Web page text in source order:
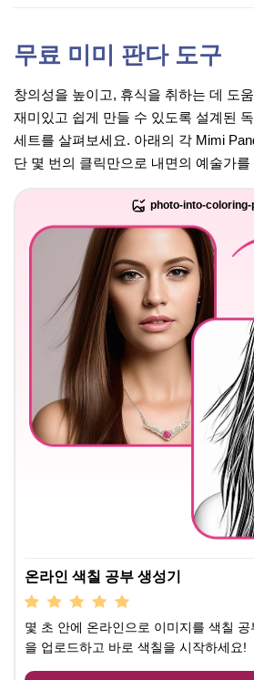
무료 미미 판다 도구
창의성을 높이고, 휴식을 취하는 데 도
재미있고 쉽게 만들 수 있도록 설계된
세트를 살펴보세요. 아래의 각 Mimi
단 몇 번의 클릭만으로 내면의 예술가를
photo-into-coloring-
온라인 색칠 공부 생성기
몇 초 안에 온라인으로 이미지를 색칠
을 업로드하고 바로 색칠을 시작하세요!